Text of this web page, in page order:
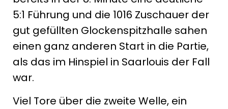
5:1 Führung und die 1016 Zuschauer der
gut gefüllten Glockenspitzhalle sahen
einen ganz anderen Start in die Partie,
als das im Hinspiel in Saarlouis der Fall
war.
Viel Tore über die zweite Welle, ein